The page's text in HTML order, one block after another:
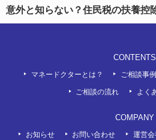
意外と知らない？住民税の扶養控
CONTENTS
マネードクターとは？ ご相談事例
ご相談の流れ よく
COMPANY
お知らせ お問い合わせ 運営会